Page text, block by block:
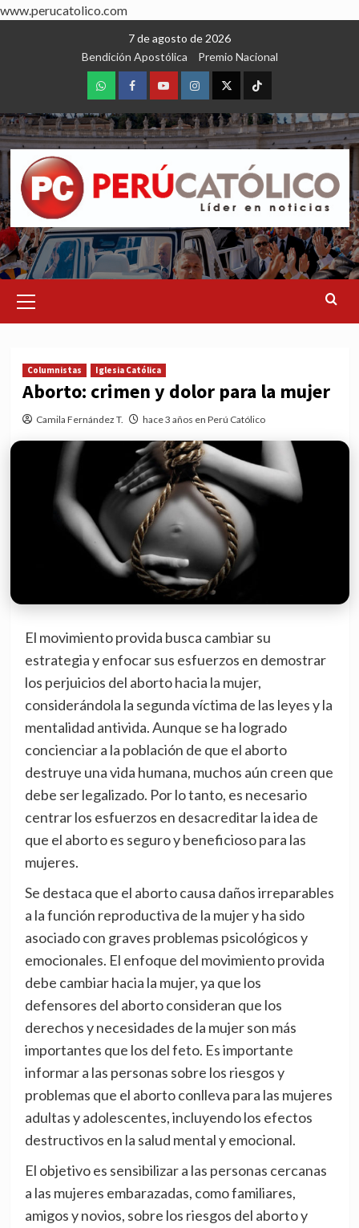
www.perucatolico.com
7 de agosto de 2026
Bendición Apostólica
Premio Nacional
WhatsAppFacebookYoutubeInstagram
X TikTok
Menu
Columnistas Iglesia Católica
Aborto: crimen y dolor para la mujer
Camila Fernández T. hace 3 años en Perú Católico
El movimiento provida busca cambiar su
estrategia y enfocar sus esfuerzos en demostrar
los perjuicios del aborto hacia la mujer,
considerándola la segunda víctima de las leyes y la
mentalidad antivida. Aunque se ha logrado
concienciar a la población de que el aborto
destruye una vida humana, muchos aún creen que
debe ser legalizado. Por lo tanto, es necesario
centrar los esfuerzos en desacreditar la idea de
que el aborto es seguro y beneficioso para las
mujeres.
Se destaca que el aborto causa daños irreparables
a la función reproductiva de la mujer y ha sido
asociado con graves problemas psicológicos y
emocionales. El enfoque del movimiento provida
debe cambiar hacia la mujer, ya que los
defensores del aborto consideran que los
derechos y necesidades de la mujer son más
importantes que los del feto. Es importante
informar a las personas sobre los riesgos y
problemas que el aborto conlleva para las mujeres
adultas y adolescentes, incluyendo los efectos
destructivos en la salud mental y emocional.
El objetivo es sensibilizar a las personas cercanas
a las mujeres embarazadas, como familiares,
amigos y novios, sobre los riesgos del aborto y